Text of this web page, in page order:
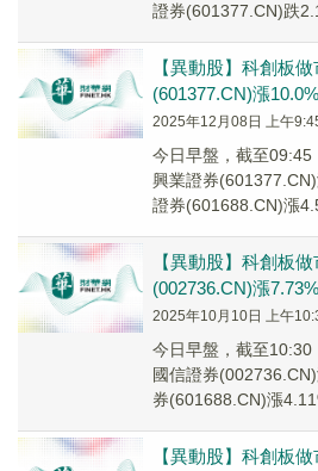
證券(601377.CN)跌
【異動股】科創板
(601377.CN)漲10.0%
2025年12月08日 上午
今日早盤，截至09:45
興業證券
證券(601688.CN)漲
【異動股】科創板
(002736.CN)漲7.73%
2025年10月10日 上午
今日早盤，截至10:30
國信證券
券(601688.CN)漲
【異動股】科創板